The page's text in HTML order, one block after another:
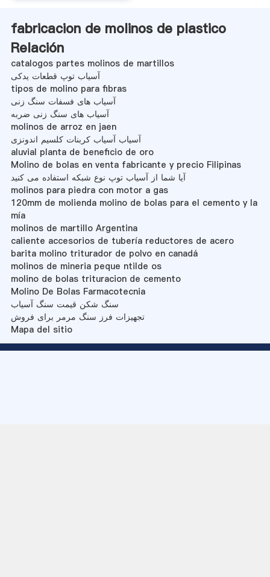
fabricacion de molinos de plastico
Relación
catalogos partes molinos de martillos
آسیاب توپ قطعات یدکی
tipos de molino para fibras
آسیاب های فسفات سنگ زنی
آسیاب های سنگ زنی ضربه
molinos de arroz en jaen
آسیاب آسیاب کربنات کلسیم اندونزی
aluvial planta de beneficio de oro
Molino de bolas en venta fabricante y precio Filipinas
آیا شما از آسیاب توپ نوع شبکه استفاده می کنید
molinos para piedra con motor a gas
120mm de molienda molino de bolas para el cemento y la
mía
molinos de martillo Argentina
caliente accesorios de tubería reductores de acero
barita molino triturador de polvo en canadá
molinos de mineria peque ntilde os
molino de bolas trituracion de cemento
Molino De Bolas Farmacotecnia
سنگ شکن قیمت سنگ آسیاب
تجهیزات فرز سنگ مرمر برای فروش
Mapa del sitio